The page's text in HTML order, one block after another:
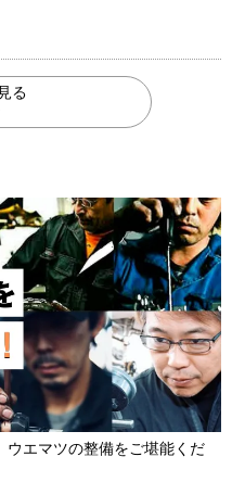
る
ウエマツの整備をご堪能くだ